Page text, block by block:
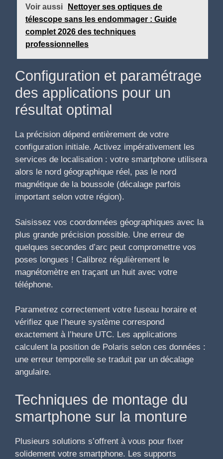
Voir aussi
Nettoyer ses optiques de
télescope sans les endommager : Guide
complet 2026 des techniques
professionnelles
Configuration et paramétrage
des applications pour un
résultat optimal
La précision dépend entièrement de votre
configuration initiale. Activez impérativement les
services de localisation : votre smartphone utilisera
alors le nord géographique réel, pas le nord
magnétique de la boussole (décalage parfois
important selon votre région).
Saisissez vos coordonnées géographiques avec la
plus grande précision possible. Une erreur de
quelques secondes d’arc peut compromettre vos
poses longues ! Calibrez régulièrement le
magnétomètre en traçant un huit avec votre
téléphone.
Parametrez correctement votre fuseau horaire et
vérifiez que l’heure système correspond
exactement à l’heure UTC. Les applications
calculent la position de Polaris selon ces données :
une erreur temporelle se traduit par un décalage
angulaire.
Techniques de montage du
smartphone sur la monture
Plusieurs solutions s’offrent à vous pour fixer
solidement votre smartphone. Les supports